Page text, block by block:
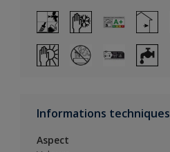
Informations techniques
Aspect